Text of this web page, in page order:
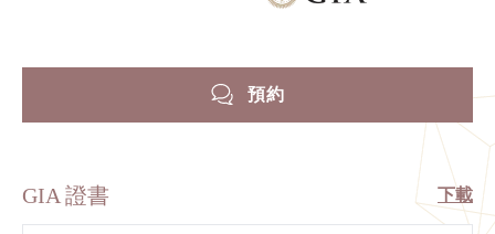
預約
GIA 證書 下載